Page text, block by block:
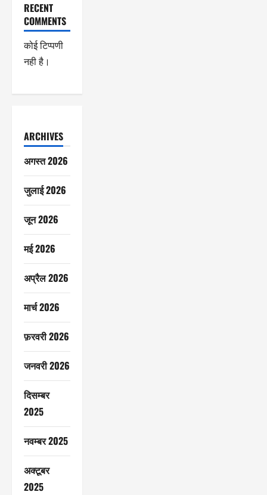
RECENT
COMMENTS
कोई टिप्पणी
नही है।
ARCHIVES
अगस्त 2026
जुलाई 2026
जून 2026
मई 2026
अप्रैल 2026
मार्च 2026
फ़रवरी 2026
जनवरी 2026
दिसम्बर
2025
नवम्बर 2025
अक्टूबर
2025